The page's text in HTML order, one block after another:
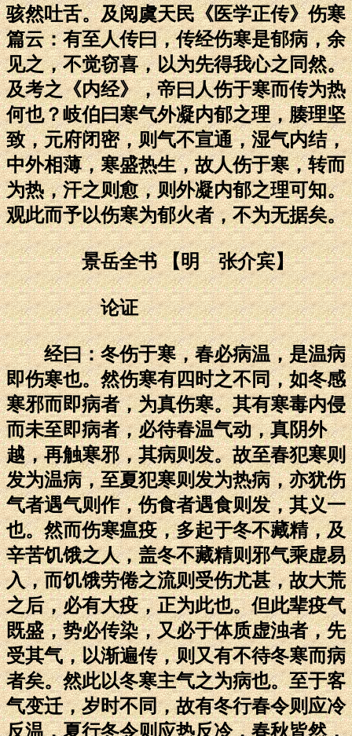
骇然吐舌。及阅虞天民《医学正传》伤寒
篇云：有至人传曰，传经伤寒是郁病，余
见之，不觉窃喜，以为先得我心之同然。
及考之《内经》，帝曰人伤于寒而传为热
何也？岐伯曰寒气外凝内郁之理，腠理坚
致，元府闭密，则气不宣通，湿气内结，
中外相薄，寒盛热生，故人伤于寒，转而
为热，汗之则愈，则外凝内郁之理可知。
观此而予以伤寒为郁火者，不为无据矣。
景岳全书 【明 张介宾】
论证
经曰：冬伤于寒，春必病温，是温病
即伤寒也。然伤寒有四时之不同，如冬感
寒邪而即病者，为真伤寒。其有寒毒内侵
而未至即病者，必待春温气动，真阴外
越，再触寒邪，其病则发。故至春犯寒则
发为温病，至夏犯寒则发为热病，亦犹伤
气者遇气则作，伤食者遇食则发，其义一
也。然而伤寒瘟疫，多起于冬不藏精，及
辛苦饥饿之人，盖冬不藏精则邪气乘虚易
入，而饥饿劳倦之流则受伤尤甚，故大荒
之后，必有大疫，正为此也。但此辈疫气
既盛，势必传染，又必于体质虚浊者，先
受其气，以渐遍传，则又有不待冬寒而病
者矣。然此以冬寒主气之为病也。至于客
气变迁，岁时不同，故有冬行春令则应冷
反温，夏行冬令则应热反冷，春秋皆然，